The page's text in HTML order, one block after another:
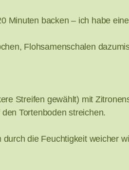
Minuten backen – ich habe
Flohsamenschalen
Streifen gewählt) mit
Tortenboden streichen.
die Feuchtigkeit weicher